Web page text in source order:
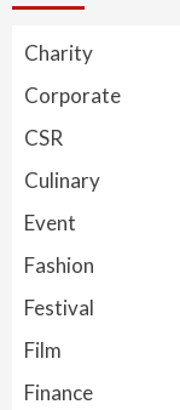
Charity
Corporate
CSR
Culinary
Event
Fashion
Festival
Film
Finance